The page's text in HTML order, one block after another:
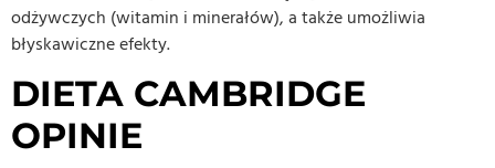
odżywczych (witamin i minerałów), a także umożliwia
błyskawiczne efekty.
DIETA CAMBRIDGE
OPINIE